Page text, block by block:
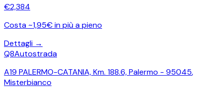
€2,384
Costa ~1,95€ in più a pieno
Dettagli →
Q8Autostrada
A19 PALERMO-CATANIA, Km. 188.6, Palermo - 95045,
Misterbianco